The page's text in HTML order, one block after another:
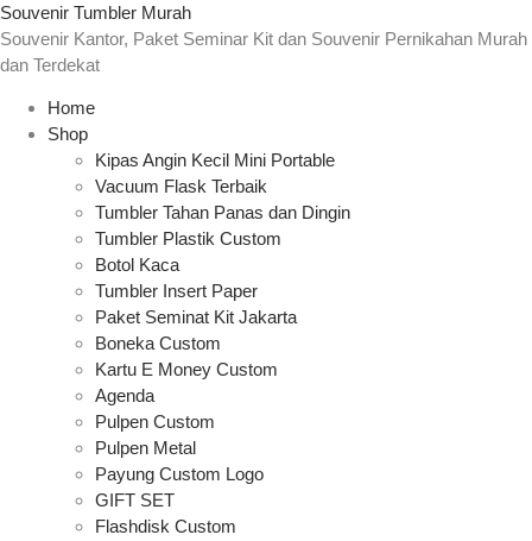
Souvenir Tumbler Murah
Souvenir Kantor, Paket Seminar Kit dan Souvenir Pernikahan Murah
dan Terdekat
Home
Shop
Kipas Angin Kecil Mini Portable
Vacuum Flask Terbaik
Tumbler Tahan Panas dan Dingin
Tumbler Plastik Custom
Botol Kaca
Tumbler Insert Paper
Paket Seminat Kit Jakarta
Boneka Custom
Kartu E Money Custom
Agenda
Pulpen Custom
Pulpen Metal
Payung Custom Logo
GIFT SET
Flashdisk Custom